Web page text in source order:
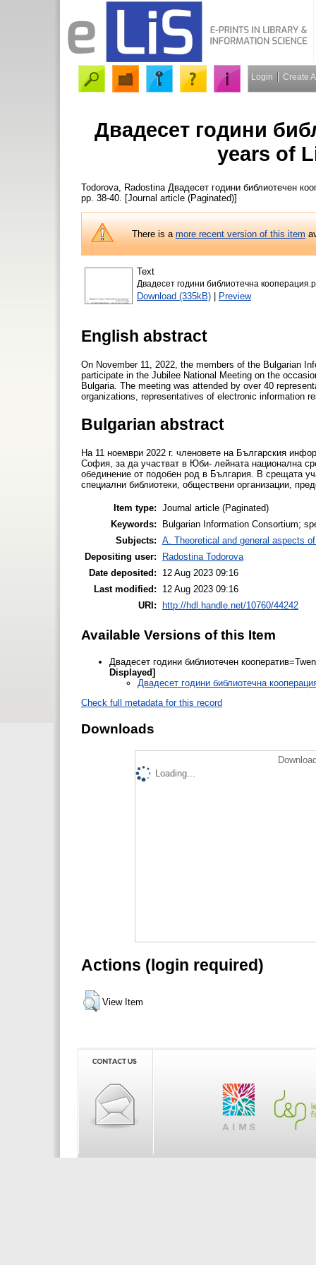
Login Create
Двадесет години
years of
Todorova, Radostina Двадесет години библиотечен
pp. 38-40. [Journal article (Paginated)]
There is amore recent version of this item
Text
Двадесет години библиотечна
Download (335kB) Preview
English abstract
On November 11, 2022, the members of the Bulgarian
participate in the Jubilee National Meeting on the
Bulgaria. The meeting was attended by over 40
organizations, representatives of electronic information
Bulgarian abstract
На 11 ноември 2022 г. членовете на Българския
София, за да участват в Юби- лейната национална
обединение от подобен род в България. В срещата
специални библиотеки, обществени организации,
Item type: Journal article (Paginated)
Keywords:
Bulgarian Information Consortium;
Subjects: A. Theoretical and general aspects
Depositing user:
Radostina Todorova
Date deposited:
12 Aug 2023 09:16
Last modified:
12 Aug 2023 09:16
URI: http://hdl.handle.net/10760/44242
Available Versions of this Item
Двадесет години библиотечен
Displayed]
Двадесет години библиотечна
Check full metadata for this record
Downloads
Loading...
Actions (login required)
View Item